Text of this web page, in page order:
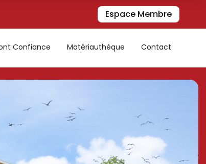
Espace Membre
Confiance Matériauthèque Contact